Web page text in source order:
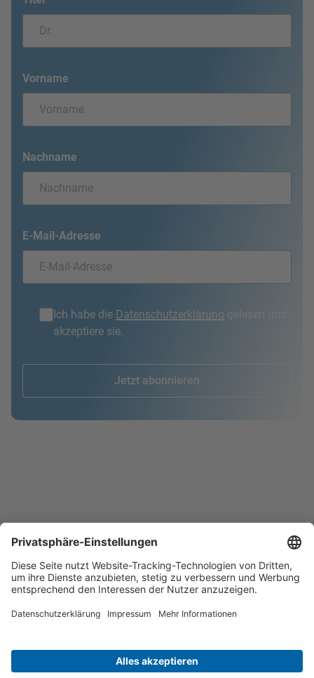
Vorname
Nachname
E-Mail-Adresse
Ich habe die Datenschutzerklärung gelesen und
akzeptiere sie.
Jetzt abonnieren